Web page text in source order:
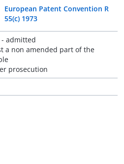
European Patent Convention R
55(c) 1973
admitted
a non amended part of the
prosecution